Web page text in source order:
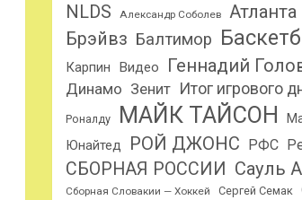
NLDS
Александр Соболев Атланта
Брэйвз Балтимор
Карпин
Видео Геннадий
Динамо Зенит Итог игрового
Роналду МАЙК ТАЙСОН
Юнайтед
РОЙ ДЖОНС РФС
СБОРНАЯ РОССИИ Сауль
Сборная Словакии — Хоккей Сергей Семак